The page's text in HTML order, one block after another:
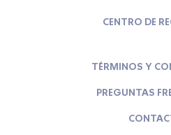
CENTRO DE
TÉRMINOS Y
PREGUNTAS